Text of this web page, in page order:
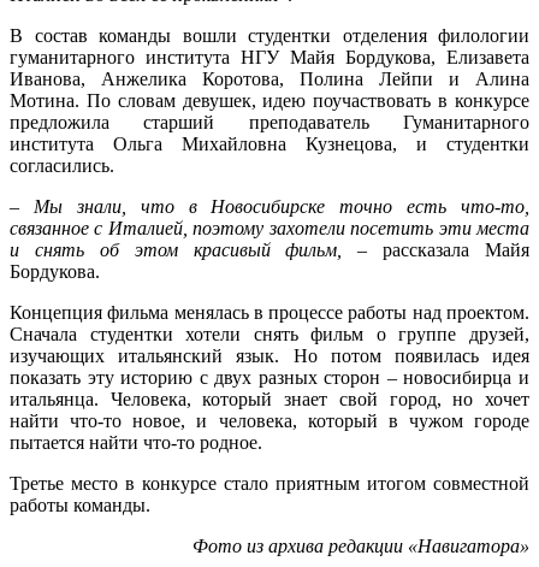
В состав команды вошли студентки отделения филологии
гуманитарного института НГУ Майя Бордукова, Елизавета
Иванова, Анжелика Коротова, Полина Лейпи и Алина
Мотина. По словам девушек, идею поучаствовать в конкурсе
предложила старший преподаватель Гуманитарного
института Ольга Михайловна Кузнецова, и студентки
согласились.
– Мы знали, что в Новосибирске точно есть что-то,
связанное с Италией, поэтому захотели посетить эти места
и снять об этом красивый фильм,
– рассказала Майя
Бордукова.
Концепция фильма менялась в процессе работы над проектом.
Сначала студентки хотели снять фильм о группе друзей,
изучающих итальянский язык. Но потом появилась идея
показать эту историю с двух разных сторон – новосибирца и
итальянца. Человека, который знает свой город, но хочет
найти что-то новое, и человека, который в чужом городе
пытается найти что-то родное.
Третье место в конкурсе стало приятным итогом совместной
работы команды.
Фото из архива редакции «Навигатора»